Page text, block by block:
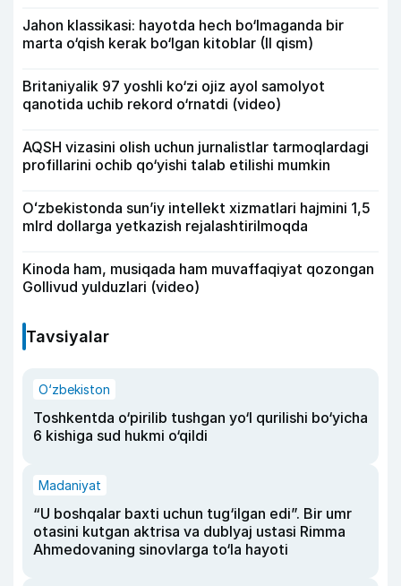
Jahon klassikasi: hayotda hech bo‘lmaganda bir
marta o‘qish kerak bo‘lgan kitoblar (II qism)
Britaniyalik 97 yoshli ko‘zi ojiz ayol samolyot
qanotida uchib rekord o‘rnatdi (video)
AQSH vizasini olish uchun jurnalistlar tarmoqlardagi
profillarini ochib qo‘yishi talab etilishi mumkin
Oʻzbekistonda sunʼiy intellekt xizmatlari hajmini 1,5
mlrd dollarga yetkazish rejalashtirilmoqda
Kinoda ham, musiqada ham muvaffaqiyat qozongan
Gollivud yulduzlari (video)
Tavsiyalar
O‘zbekiston
Toshkentda o‘pirilib tushgan yo‘l qurilishi bo‘yicha
6 kishiga sud hukmi o‘qildi
Madaniyat
“U boshqalar baxti uchun tug‘ilgan edi”. Bir umr
otasini kutgan aktrisa va dublyaj ustasi Rimma
Ahmedovaning sinovlarga to‘la hayoti